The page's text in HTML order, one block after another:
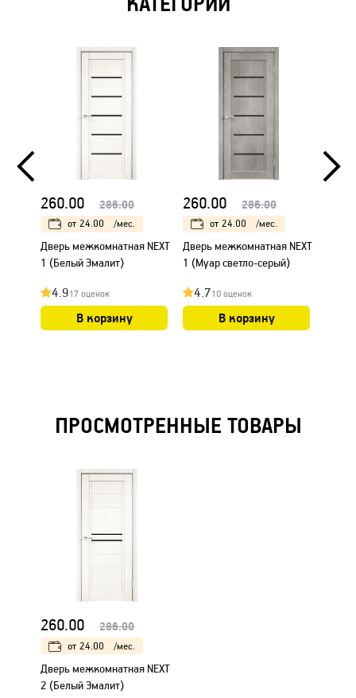
260.00 286.00
от 24.00 /мес.
Дверь межкомнатная NEXT
1 (Белый Эмалит)
4.917 оценок
В корзину
260.00 286.00
от 24.00 /мес.
Дверь межкомнатная NEXT
1 (Муар светло-серый)
4.710 оценок
В корзину
ПРОСМОТРЕННЫЕ ТОВАРЫ
260.00 286.00
от 24.00 /мес.
Дверь межкомнатная NEXT
2 (Белый Эмалит)